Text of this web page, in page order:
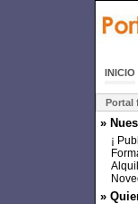
INICIO
Portal
»
¡
»